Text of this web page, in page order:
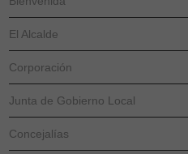
El Alcalde
Corporación
Junta de Gobierno Local
Concejalías